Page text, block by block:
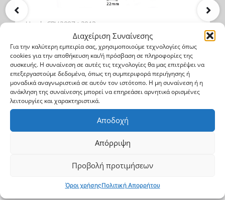
Διαχείριση Συναίνεσης
Για την καλύτερη εμπειρία σας, χρησιμοποιούμε τεχνολογίες όπως
cookies για την αποθήκευση και/ή πρόσβαση σε πληροφορίες της
συσκευής. Η συναίνεση σε αυτές τις τεχνολογίες θα μας επιτρέψει να
επεξεργαστούμε δεδομένα, όπως τη συμπεριφορά περιήγησης ή
μοναδικά αναγνωριστικά σε αυτόν τον ιστότοπο. Η μη συναίνεση ή η
ανάκληση της συναίνεσης μπορεί να επηρεάσει αρνητικά ορισμένες
λειτουργίες και χαρακτηριστικά.
Αποδοχή
Απόρριψη
Προβολή προτιμήσεων
Όροι χρήσηςΠολιτική Απορρήτου
Honda CRV 2007->2013
Μπίλια Κοτσαδόρου
BALL 700
18.6$ 24.8$
Αγορά
Φτιάξε το δικό σου